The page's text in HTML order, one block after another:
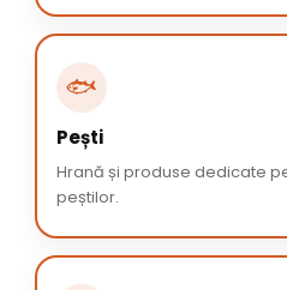
🐟
Pești
Hrană și produse dedicate
peștilor.